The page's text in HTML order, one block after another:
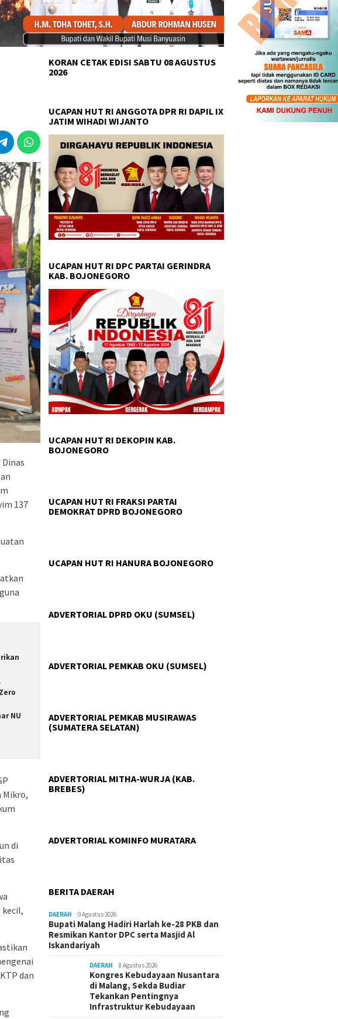
137
NU
Mikro,
di
kecil,
dan
KORAN CETAK EDISI SABTU 08 AGUSTUS
2026
UCAPAN HUT RI ANGGOTA DPR RI DAPIL IX
JATIM WIHADI WIJANTO
UCAPAN HUT RI DPC PARTAI GERINDRA
KAB. BOJONEGORO
UCAPAN HUT RI DEKOPIN KAB.
BOJONEGORO
UCAPAN HUT RI FRAKSI PARTAI
DEMOKRAT DPRD BOJONEGORO
UCAPAN HUT RI HANURA BOJONEGORO
ADVERTORIAL DPRD OKU (SUMSEL)
ADVERTORIAL PEMKAB OKU (SUMSEL)
ADVERTORIAL PEMKAB MUSIRAWAS
(SUMATERA SELATAN)
ADVERTORIAL MITHA-WURJA (KAB.
BREBES)
ADVERTORIAL KOMINFO MURATARA
BERITA DAERAH
DAERAH 9 Agustus 2026
Bupati Malang Hadiri Harlah ke-28 PKB dan
Resmikan Kantor DPC serta Masjid Al
Iskandariyah
DAERAH 8 Agustus 2026
Kongres Kebudayaan Nusantara
di Malang, Sekda Budiar
Tekankan Pentingnya
Infrastruktur Kebudayaan